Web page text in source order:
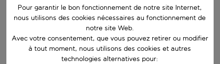
Choisissez votre destination
Vers
Choisissez vos dates
Quand
Pour garantir le bon fonctionnement de notre site Internet,
nous utilisons des cookies nécessaires au fonctionnement de
notre site Web.
Avec votre consentement, que vous pouvez retirer ou modifier
à tout moment, nous utilisons des cookies et autres
technologies alternatives pour: